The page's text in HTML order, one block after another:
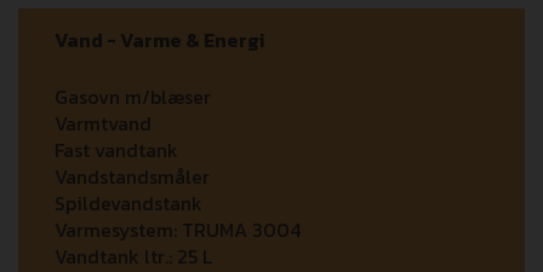
Vand - Varme & Energi
Gasovn m/blæser
Varmtvand
Fast vandtank
Vandstandsmåler
Spildevandstank
Varmesystem: TRUMA 3004
Vandtank ltr.: 25 L